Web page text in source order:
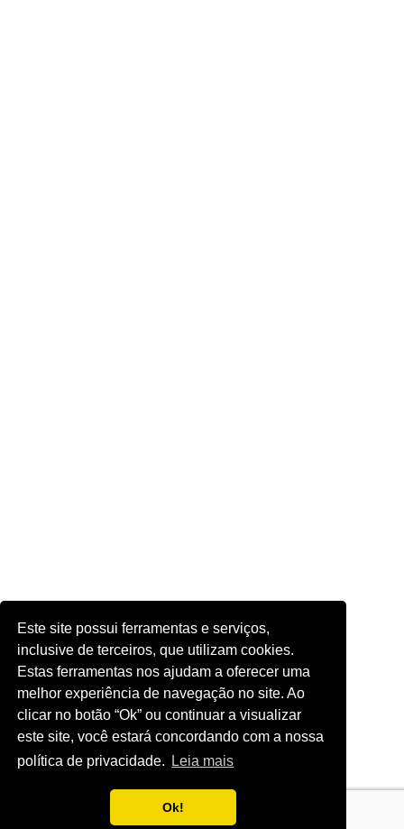
Este site possui ferramentas e serviços,
inclusive de terceiros, que utilizam cookies.
Estas ferramentas nos ajudam a oferecer uma
melhor experiência de navegação no site. Ao
clicar no botão “Ok” ou continuar a visualizar
este site, você estará concordando com a nossa
política de privacidade.
Leia mais
Ok!